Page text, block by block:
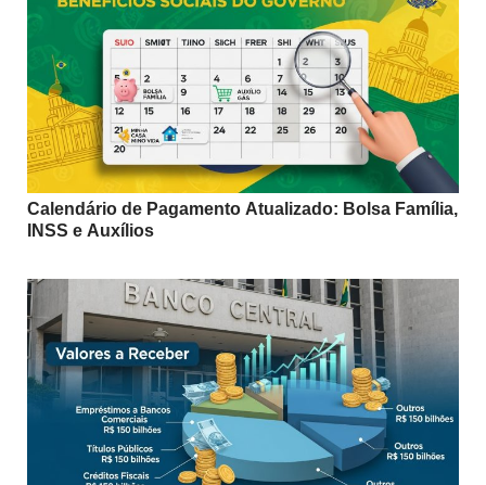
Calendário de Pagamento Atualizado: Bolsa Família,
INSS e Auxílios